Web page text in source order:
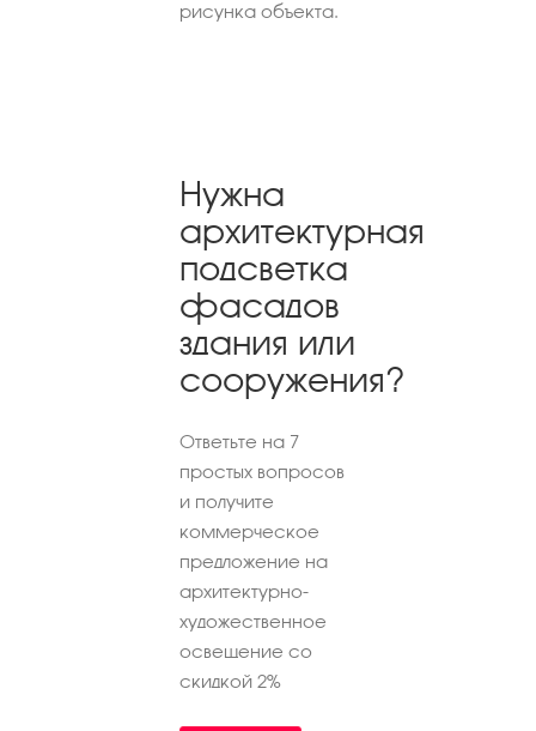
рисунка объекта.
Нужна
архитектурная
подсветка
фасадов
здания или
сооружения?
Ответьте на 7
простых вопросов
и получите
коммерческое
предложение на
архитектурно-
художественное
освещение со
скидкой 2%